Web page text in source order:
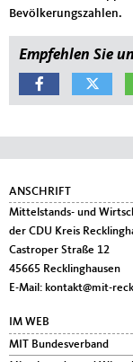
Bevölkerungszahlen.
Empfehlen Sie
Fußbereich
ANSCHRIFT
Mittelstands- und
der CDU Kreis
Castroper Straße 12
45665 Recklinghausen
E-Mail: kontakt@mit-
IM WEB
MIT Bundesverband